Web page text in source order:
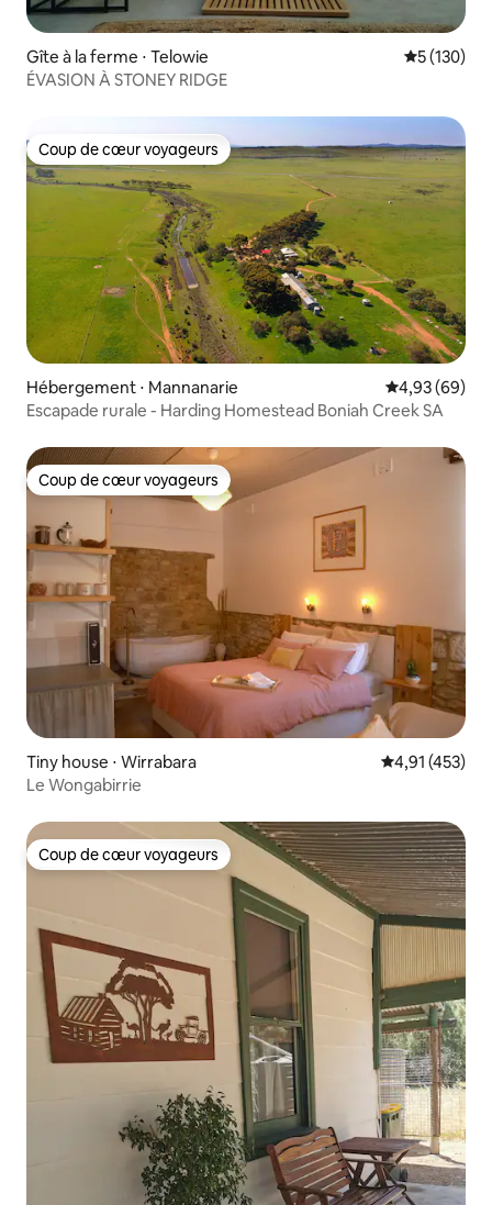
Gîte à la ferme ⋅ Telowie Évaluation
5 (130)
ÉVASION À STONEY RIDGE
Coup de cœur voyageurs
Coup de cœur voyageurs
Hébergement ⋅ Mannanarie Évaluation
4,93 (69)
Escapade rurale - Harding Homestead Boniah Creek SA
Coup de cœur voyageurs
Coup de cœur voyageurs
Tiny house ⋅ Wirrabara Évaluation
4,91 (453)
Le Wongabirrie
Coup de cœur voyageurs
Coup de cœur voyageurs